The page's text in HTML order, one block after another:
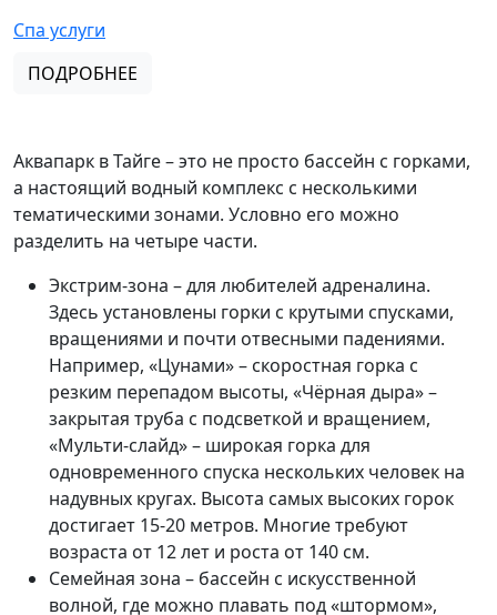
Спа услуги
ПОДРОБНЕЕ
Аквапарк в Тайге – это не просто бассейн с горками,
а настоящий водный комплекс с несколькими
тематическими зонами. Условно его можно
разделить на четыре части.
Экстрим-зона – для любителей адреналина.
Здесь установлены горки с крутыми спусками,
вращениями и почти отвесными падениями.
Например, «Цунами» – скоростная горка с
резким перепадом высоты, «Чёрная дыра» –
закрытая труба с подсветкой и вращением,
«Мульти-слайд» – широкая горка для
одновременного спуска нескольких человек на
надувных кругах. Высота самых высоких горок
достигает 15-20 метров. Многие требуют
возраста от 12 лет и роста от 140 см.
Семейная зона – бассейн с искусственной
волной, где можно плавать под «штормом»,